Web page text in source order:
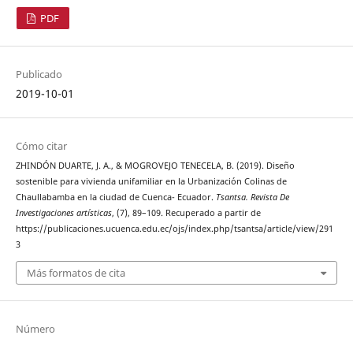
PDF
Publicado
2019-10-01
Cómo citar
ZHINDÓN DUARTE, J. A., & MOGROVEJO TENECELA, B. (2019). Diseño
sostenible para vivienda unifamiliar en la Urbanización Colinas de
Chaullabamba en la ciudad de Cuenca- Ecuador. Tsantsa. Revista De
Investigaciones artísticas, (7), 89–109. Recuperado a partir de
https://publicaciones.ucuenca.edu.ec/ojs/index.php/tsantsa/article/view/291
3
Más formatos de cita
Número